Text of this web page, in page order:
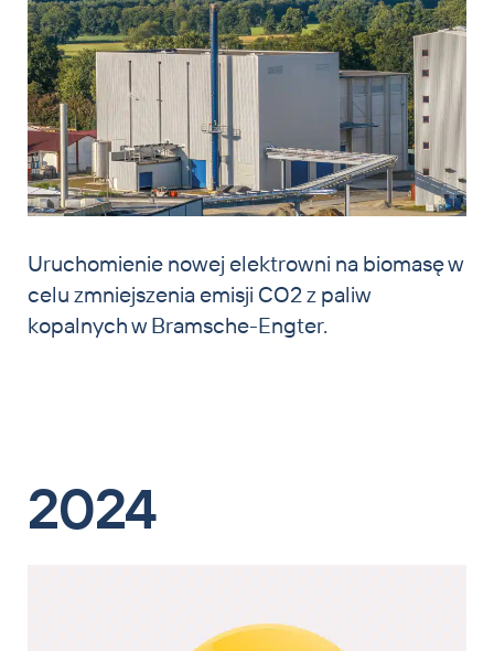
Uruchomienie nowej elektrowni na biomasę w
celu zmniejszenia emisji CO2 z paliw
kopalnych w Bramsche-Engter.
2024